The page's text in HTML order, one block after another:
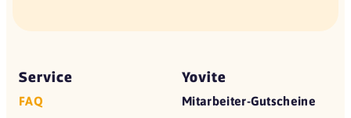
Service
FAQ
Yovite
Mitarbeiter-Gutscheine